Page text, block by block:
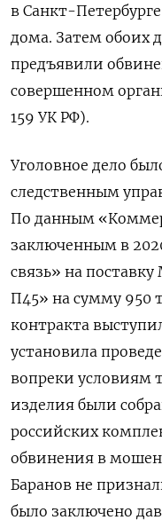
в Санкт-
дома. Затем обоих
предъявили
совершенном
159 УК РФ).
Уголовное дело
следственным
По данным
заключенным в
связь» на
П45» на сумму 950
контракта
установила
вопреки условиям
изделия были
российских
обвинения в
Баранов не
было заключено